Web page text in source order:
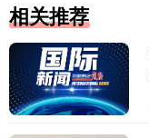
相关推荐